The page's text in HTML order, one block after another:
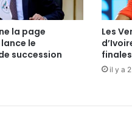
la page
le
succession
Les
finales
il y a